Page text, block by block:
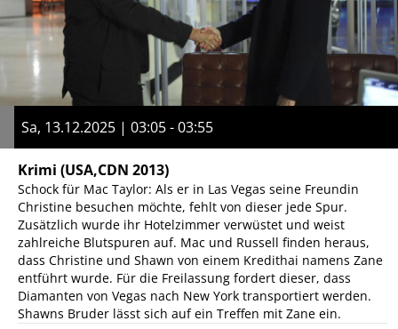
Sa, 13.12.2025 | 03:05 - 03:55
Krimi (USA,CDN 2013)
Schock für Mac Taylor: Als er in Las Vegas seine Freundin
Christine besuchen möchte, fehlt von dieser jede Spur.
Zusätzlich wurde ihr Hotelzimmer verwüstet und weist
zahlreiche Blutspuren auf. Mac und Russell finden heraus,
dass Christine und Shawn von einem Kredithai namens Zane
entführt wurde. Für die Freilassung fordert dieser, dass
Diamanten von Vegas nach New York transportiert werden.
Shawns Bruder lässt sich auf ein Treffen mit Zane ein.